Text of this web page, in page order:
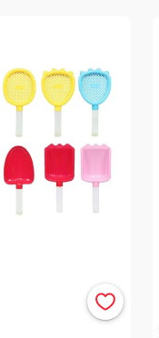
(22)
Trois-
(4)
Catégories